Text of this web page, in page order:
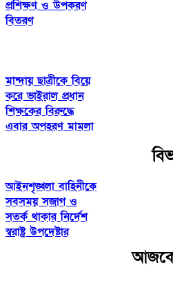
প্রশিক্ষণ ও উপকরণ
বিতরণ
মান্দায় ছাত্রীকে বিয়ে
করে ভাইরাল প্রধান
শিক্ষকের বিরুদ্ধে
এবার অপহরণ মামলা
আইনশৃঙ্খলা বাহিনীকে
সবসময় সজাগ ও
সতর্ক থাকার নির্দেশ
স্বরাষ্ট্র উপদেষ্টার